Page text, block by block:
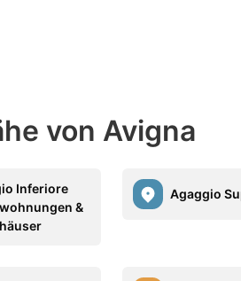
von Avigna
Inferiore
&
Agaggio